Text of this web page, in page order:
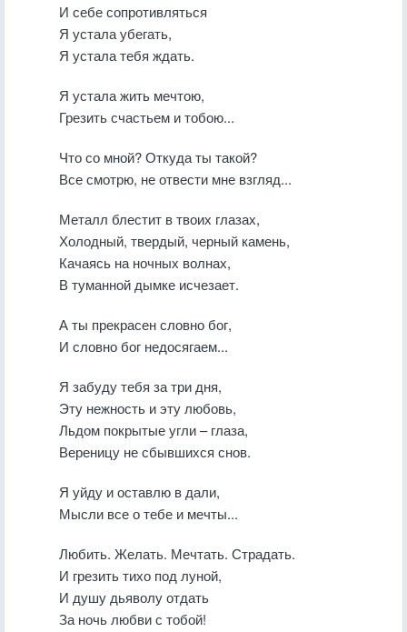
И себе сопротивляться
Я устала убегать,
Я устала тебя ждать.
Я устала жить мечтою,
Грезить счастьем и тобою...
Что со мной? Откуда ты такой?
Все смотрю, не отвести мне взгляд...
Металл блестит в твоих глазах,
Холодный, твердый, черный камень,
Качаясь на ночных волнах,
В туманной дымке исчезает.
А ты прекрасен словно бог,
И словно бог недосягаем...
Я забуду тебя за три дня,
Эту нежность и эту любовь,
Льдом покрытые угли – глаза,
Вереницу не сбывшихся снов.
Я уйду и оставлю в дали,
Мысли все о тебе и мечты...
Любить. Желать. Мечтать. Страдать.
И грезить тихо под луной,
И душу дьяволу отдать
За ночь любви с тобой!